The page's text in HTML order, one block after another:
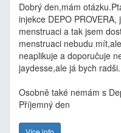
Dobrý den,mám
injekce DEPO
menstruaci a tak jsem
menstruaci nebudu
neaplikuje a doporučuje
jaydesse,ale já bych
Osobně také nemám s
Příjemný den